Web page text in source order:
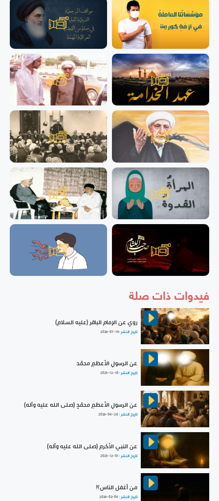
فيدوات ذات صلة
روي عن الإمام الباقر (عليه السلام)
تاريخ النشر :2026-07-19
عن الرسولِ الأعظمِ محمّد
تاريخ النشر :2025-12-10
عن الرسولِ الأعظمِ محمّدٍ (صلى الله عليه وآله)
تاريخ النشر : 2026-04-24
عن النبي الأكرم (صلى الله عليه وآله)
تاريخ النشر :2025-12-01
من أغفل الناس؟!
تاريخ النشر : 2026-02-04